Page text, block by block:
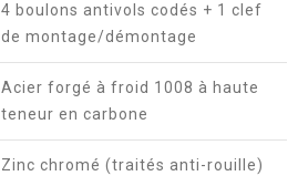
4 boulons antivols codés + 1 clef
de montage/démontage
Acier forgé à froid 1008 à haute
teneur en carbone
Zinc chromé (traités anti-rouille)